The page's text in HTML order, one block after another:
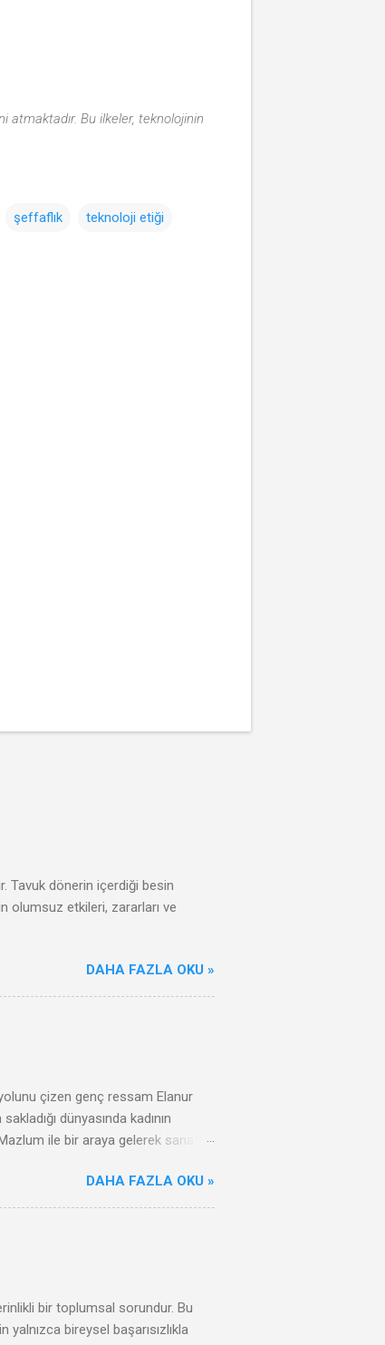
Bu ilkeler, teknolojinin
şeffaflık teknoloji etiği
Tavuk dönerin içerdiği besin
olumsuz etkileri, zararları ve
DAHA FAZLA OKU »
çizen genç ressam Elanur
dünyasında kadının
ile bir araya gelerek sanat
DAHA FAZLA OKU »
bir toplumsal sorundur. Bu
bireysel başarısızlıkla